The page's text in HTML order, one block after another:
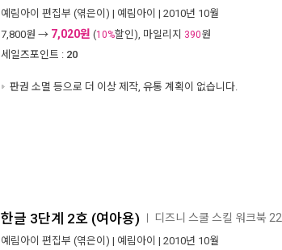
예림아이 편집부 (엮은이) | 예림아이 | 2010년 10월
7,800원 → 7,020원 (10%할인), 마일리지 390원
세일즈포인트 : 20
판권 소멸 등으로 더 이상 제작, 유통 계획이 없습니다.
한글 3단계 2호 (여아용) 디즈니 스쿨 스킬 워크북 22
예림아이 편집부 (엮은이) | 예림아이 | 2010년 10월